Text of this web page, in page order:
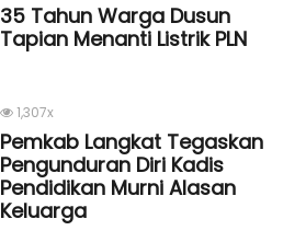
35 Tahun Warga Dusun
Tapian Menanti Listrik PLN
1,307x
Pemkab Langkat Tegaskan
Pengunduran Diri Kadis
Pendidikan Murni Alasan
Keluarga